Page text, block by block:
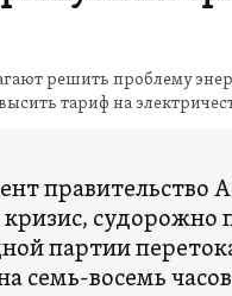
решить проблему
тариф на
правительство
партии
семь-восемь